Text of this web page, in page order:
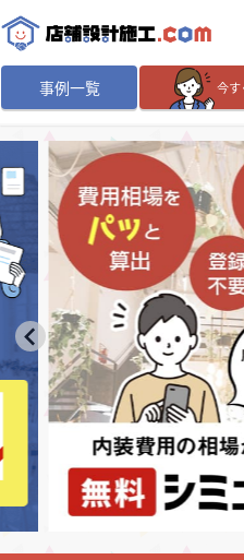
事例一覧 今す
デザイン設計・施工業者を
店舗・商業施設の 施工事例
マッチング案件一覧
店舗設計施工.comとは
内装の費用相場シミュレー
掲載希望のデザイン設計・